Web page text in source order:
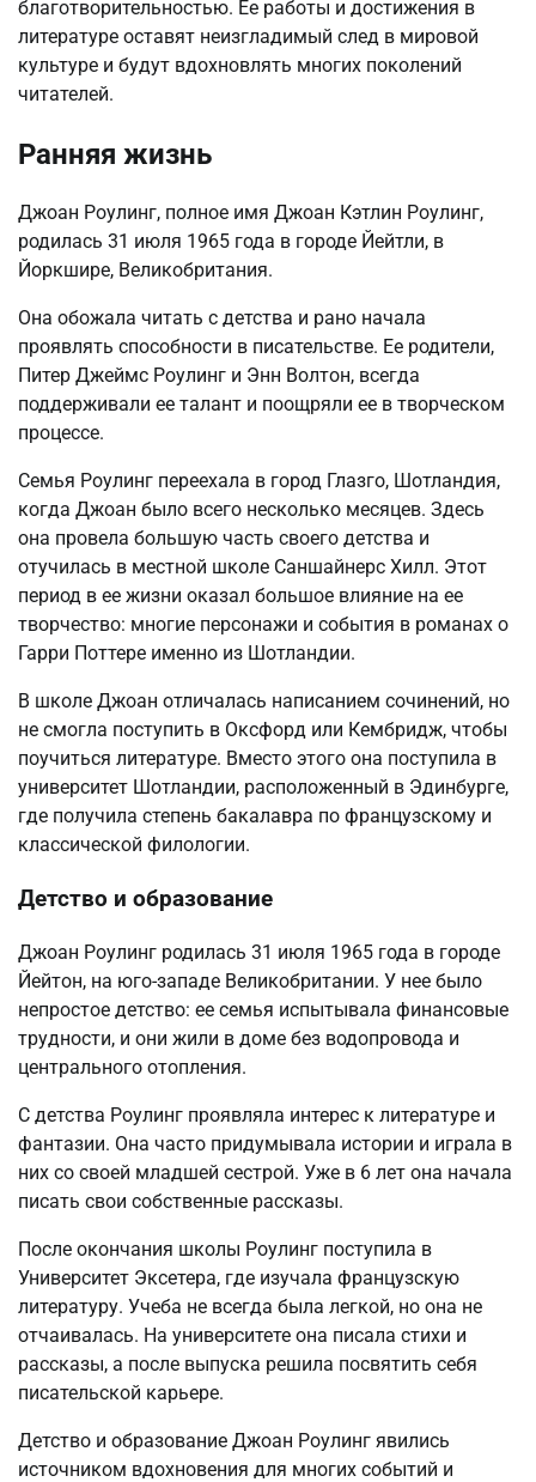
благотворительностью. Ее работы и достижения в
литературе оставят неизгладимый след в мировой
культуре и будут вдохновлять многих поколений
читателей.
Ранняя жизнь
Джоан Роулинг, полное имя Джоан Кэтлин Роулинг,
родилась 31 июля 1965 года в городе Йейтли, в
Йоркшире, Великобритания.
Она обожала читать с детства и рано начала
проявлять способности в писательстве. Ее родители,
Питер Джеймс Роулинг и Энн Волтон, всегда
поддерживали ее талант и поощряли ее в творческом
процессе.
Семья Роулинг переехала в город Глазго, Шотландия,
когда Джоан было всего несколько месяцев. Здесь
она провела большую часть своего детства и
отучилась в местной школе Саншайнерс Хилл. Этот
период в ее жизни оказал большое влияние на ее
творчество: многие персонажи и события в романах о
Гарри Поттере именно из Шотландии.
В школе Джоан отличалась написанием сочинений, но
не смогла поступить в Оксфорд или Кембридж, чтобы
поучиться литературе. Вместо этого она поступила в
университет Шотландии, расположенный в Эдинбурге,
где получила степень бакалавра по французскому и
классической филологии.
Детство и образование
Джоан Роулинг родилась 31 июля 1965 года в городе
Йейтон, на юго-западе Великобритании. У нее было
непростое детство: ее семья испытывала финансовые
трудности, и они жили в доме без водопровода и
центрального отопления.
С детства Роулинг проявляла интерес к литературе и
фантазии. Она часто придумывала истории и играла в
них со своей младшей сестрой. Уже в 6 лет она начала
писать свои собственные рассказы.
После окончания школы Роулинг поступила в
Университет Эксетера, где изучала французскую
литературу. Учеба не всегда была легкой, но она не
отчаивалась. На университете она писала стихи и
рассказы, а после выпуска решила посвятить себя
писательской карьере.
Детство и образование Джоан Роулинг явились
источником вдохновения для многих событий и